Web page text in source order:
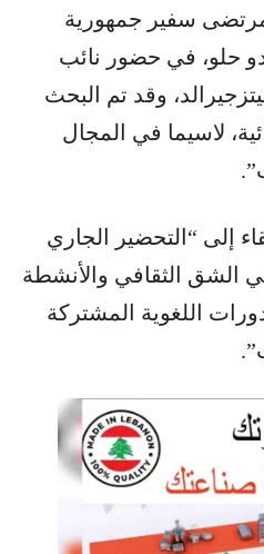
مرتضى سفير جمهورية
حلو، في حضور نائب
وقد تم البحث
لاسيما في المجال
إلى “التحضير الجاري
الشق الثقافي والأنشطة
اللغوية المشتركة